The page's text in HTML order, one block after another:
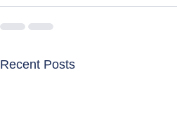
Recent Posts